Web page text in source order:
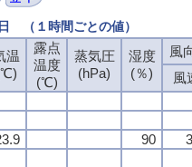
（１時間ごとの値）
温
露点
温度
(℃)
蒸気圧
(hPa)
湿度
(％)
風
風
90
温
露点
温度
(℃)
蒸気圧
(hPa)
湿度
(％)
風
風
90
温
露点
温度
(℃)
蒸気圧
(hPa)
湿度
(％)
風
風
90
温
露点
温度
(℃)
蒸気圧
(hPa)
湿度
(％)
風
風
90